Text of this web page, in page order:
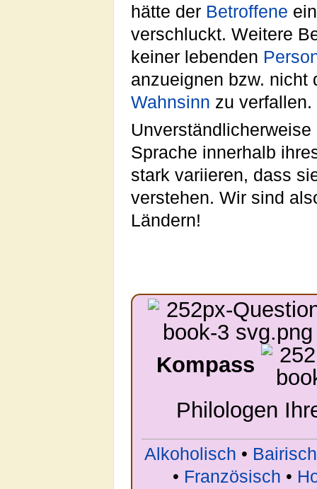
hätte der Betroffene
verschluckt. Weitere
keiner lebenden
anzueignen bzw. nicht
Wahnsinn zu verfallen.
Sprache innerhalb
stark variieren, dass
verstehen. Wir sind
Ländern!
Kompass
Philologen
Alkoholisch • Bairisch
• Französisch •